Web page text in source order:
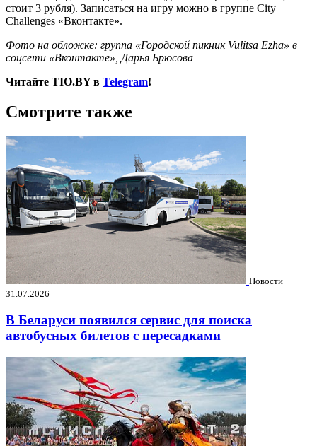
стоит 3 рубля). Записаться на игру можно в группе City
Challenges «Вконтакте».
Фото на обложке: группа «Городской пикник Vulitsa Ezha» в
соцсети «Вконтакте», Дарья Брюсова
Читайте TIO.BY в Telegram!
Смотрите также
Новости
31.07.2026
В Беларуси появился сервис для поиска
автобусных билетов с пересадками